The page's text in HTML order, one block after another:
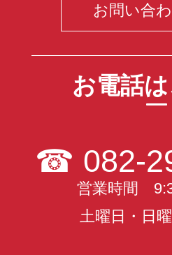
お問い合
お電話
☎ 082-
営業時間
土曜日・日